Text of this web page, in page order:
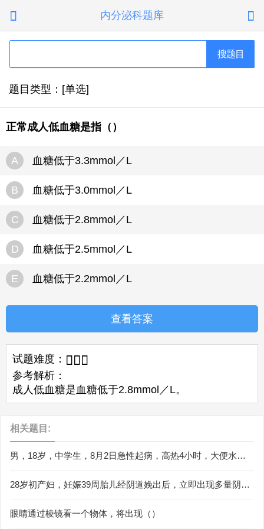
 内分泌科题库 
搜题目
题目类型：[单选]
正常成人低血糖是指（）
A 血糖低于3.3mmol／L
B 血糖低于3.0mmol／L
C 血糖低于2.8mmol／L
D 血糖低于2.5mmol／L
E 血糖低于2.2mmol／L
查看答案
试题难度：   
参考解析：
成人低血糖是血糖低于2.8mmol／L。
相关题目:
男，18岁，中学生，8月2日急性起病，高热4小时，大便水泻2
速，神志模糊，血压75/60mmHg，血象：WBC25.0×109/L，
N0.85，L0.15此例患者应立即进行的处理是（）。
28岁初产妇，妊娠39周胎儿经阴道娩出后，立即出现多量阴道
眼睛通过棱镜看一个物体，将出现（）